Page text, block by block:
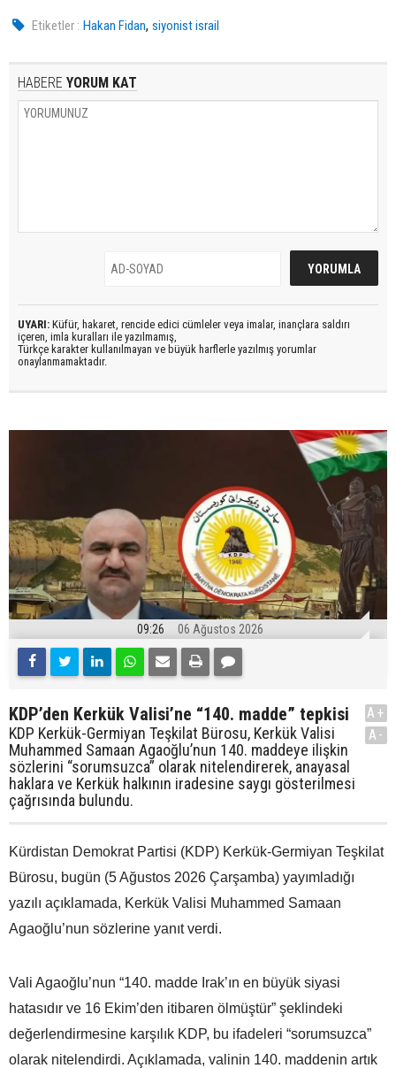
Etiketler : Hakan Fidan,siyonist israil
HABERE YORUM KAT
UYARI: Küfür, hakaret, rencide edici cümleler veya imalar, inançlara saldırı
içeren, imla kuralları ile yazılmamış,
Türkçe karakter kullanılmayan ve büyük harflerle yazılmış yorumlar
onaylanmamaktadır.
09:26 06 Ağustos 2026
KDP’den Kerkük Valisi’ne “140. madde” tepkisi
KDP Kerkük-Germiyan Teşkilat Bürosu, Kerkük Valisi
Muhammed Samaan Agaoğlu’nun 140. maddeye ilişkin
sözlerini “sorumsuzca” olarak nitelendirerek, anayasal
haklara ve Kerkük halkının iradesine saygı gösterilmesi
çağrısında bulundu.
A+
A-
Kürdistan Demokrat Partisi (KDP) Kerkük-Germiyan Teşkilat
Bürosu, bugün (5 Ağustos 2026 Çarşamba) yayımladığı
yazılı açıklamada, Kerkük Valisi Muhammed Samaan
Agaoğlu’nun sözlerine yanıt verdi.
Vali Agaoğlu’nun “140. madde Irak’ın en büyük siyasi
hatasıdır ve 16 Ekim’den itibaren ölmüştür” şeklindeki
değerlendirmesine karşılık KDP, bu ifadeleri “sorumsuzca”
olarak nitelendirdi. Açıklamada, valinin 140. maddenin artık